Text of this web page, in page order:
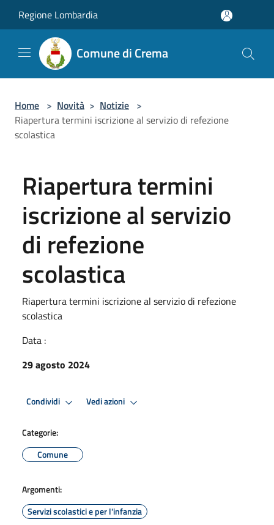
Regione Lombardia
Comune di Crema
Home > Novità > Notizie >
Riapertura termini iscrizione al servizio di refezione
scolastica
Riapertura termini
iscrizione al servizio
di refezione
scolastica
Riapertura termini iscrizione al servizio di refezione
scolastica
Data :
29 agosto 2024
Condividi Vedi azioni
Categorie:
Comune
Argomenti:
Servizi scolastici e per l'infanzia